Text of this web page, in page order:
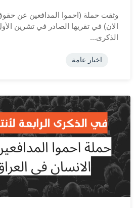
وثقت حملة (احموا المدافعين عن
الذكرى...
اخبار عامة